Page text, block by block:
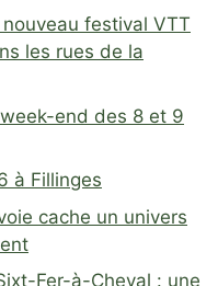
festival VTT
les rues de la
end des 8 et 9
à Fillinges
cache un univers
Fer-à-Cheval : une